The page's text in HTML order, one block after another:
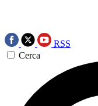
RSS
Cerca